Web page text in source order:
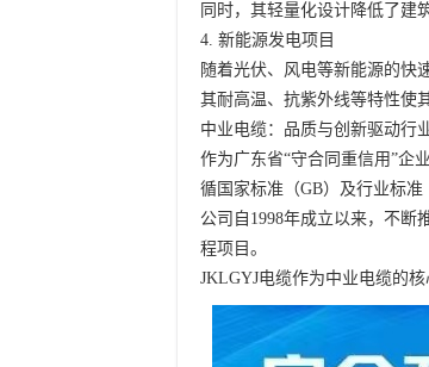
同时，其轻量化设计降低了建
4. 新能源发电项目
随着光伏、风电等新能源的快
其耐高温、抗紫外线等特性使
中业电缆：品质与创新驱动行
作为广东省“守合同重信用”企
循国家标准（GB）及行业标准
公司自1998年成立以来，不断
程项目。
JKLGYJ电缆作为中业电缆的